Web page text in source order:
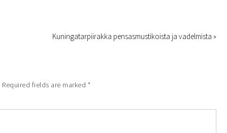
Kuningatarpiirakka pensasmustikoista ja vadelmista »
Required fields are marked *